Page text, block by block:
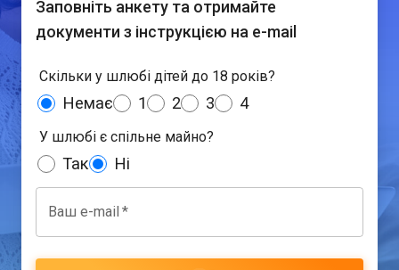
Заповніть анкету та отримайте
документи з інструкцією на e-mail
Скільки у шлюбі дітей до 18 років?
Немає 1 2 3 4
У шлюбі є спільне майно?
Так Ні
Ваш e-mail *